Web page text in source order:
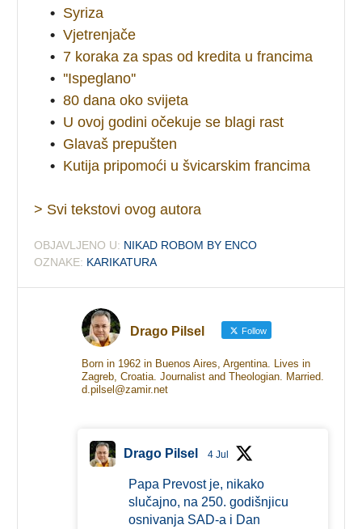
• Syriza
• Vjetrenjače
• 7 koraka za spas od kredita u francima
• ''Ispeglano''
• 80 dana oko svijeta
• U ovoj godini očekuje se blagi rast
• Glavaš prepušten
• Kutija pripomoći u švicarskim francima
> Svi tekstovi ovog autora
OBJAVLJENO U: NIKAD ROBOM BY ENCO
OZNAKE: KARIKATURA
Drago Pilsel Follow
Born in 1962 in Buenos Aires, Argentina. Lives in
Zagreb, Croatia. Journalist and Theologian. Married.
d.pilsel@zamir.net
Drago Pilsel 4 Jul
Papa Prevost je, nikako
slučajno, na 250. godišnjicu
osnivanja SAD-a i Dan